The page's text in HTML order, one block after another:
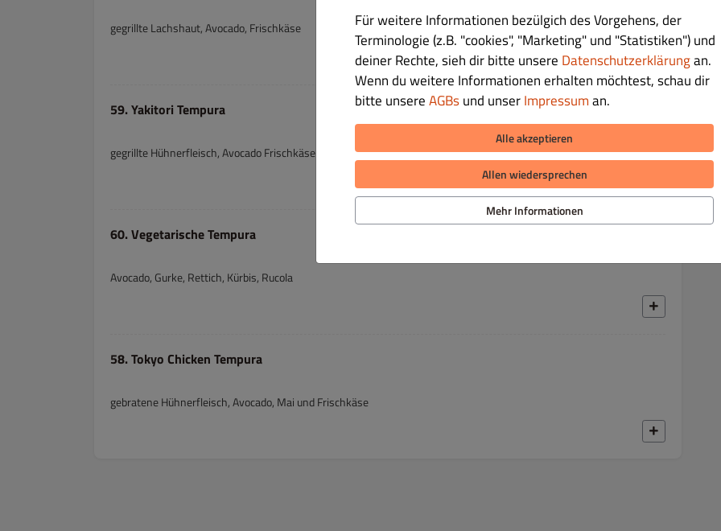
gegrillte Lachshaut, Avocado, Frischkäse
59. Yakitori Tempura
gegrillte Hühnerfleisch, Avocado Frischkäse
60. Vegetarische Tempura
Avocado, Gurke, Rettich, Kürbis, Rucola
58. Tokyo Chicken Tempura
gebratene Hühnerfleisch, Avocado, Mai und Frischkäse
Für weitere Informationen bezülgich des Vorgehens, der
Terminologie (z.B. "cookies", "Marketing" und "Statistiken") und
deiner Rechte, sieh dir bitte unsere Datenschutzerklärungan.
Wenn du weitere Informationen erhalten möchtest, schau dir
bitte unsereAGBsund unserImpressuman.
Alle akzeptieren
Allen wiedersprechen
Mehr Informationen